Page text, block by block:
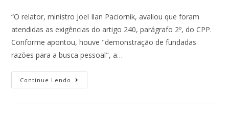
“O relator, ministro Joel Ilan Paciornik, avaliou que foram
atendidas as exigências do artigo 240, parágrafo 2º, do CPP.
Conforme apontou, houve "demonstração de fundadas
razões para a busca pessoal", a…
Continue Lendo